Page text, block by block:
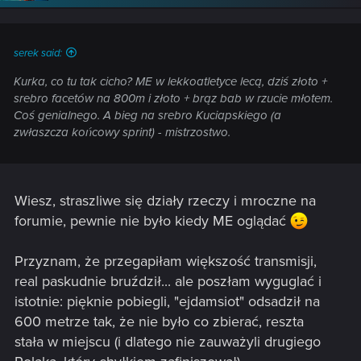
n
serek said:
Kurka, co tu tak cicho? ME w lekkoatletyce lecą, dziś złoto +
srebro facetów na 800m i złoto + brąz bab w rzucie młotem.
Coś genialnego. A bieg na srebro Kuciapskiego (a
zwłaszcza końcowy sprint) - mistrzostwo.
Wiesz, straszliwe się działy rzeczy i mroczne na
forumie, pewnie nie było kiedy ME oglądać
Przyznam, że przegapiłam większość transmisji,
real paskudnie bruździł... ale poszłam wyguglać i
istotnie: pięknie pobiegli, "ejdamsiot" odsadził na
600 metrze tak, że nie było co zbierać, reszta
stała w miejscu (i dlatego nie zauważyli drugiego